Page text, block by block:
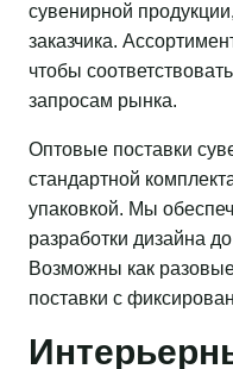
сувенирной
заказчика.
чтобы
запросам рынка.
Оптовые поставки
стандартной
упаковкой. Мы
разработки дизайна
Возможны как
поставки с